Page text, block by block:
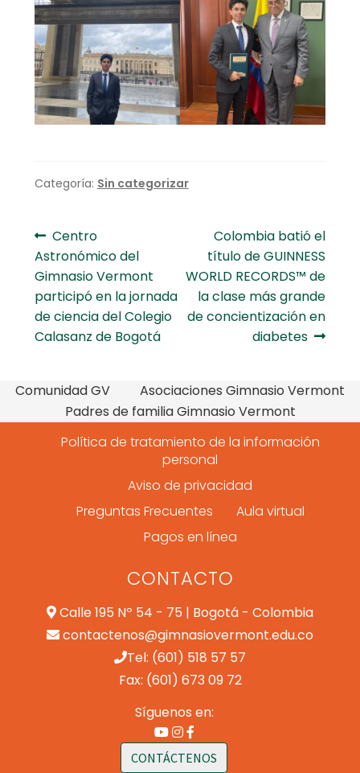
Categoría: Sin categorizar
Navegación
de
entradas
Anterior:
Centro
Astronómico del
Gimnasio Vermont
participó en la jornada
de ciencia del Colegio
Calasanz de Bogotá
Siguiente:
Colombia batió el
título de GUINNESS
WORLD RECORDS™ de
la clase más grande
de concientización en
diabetes
Comunidad GV
Asociaciones Gimnasio Vermont
Padres de familia Gimnasio Vermont
Política de tratamiento de la información
personal
Aviso de privacidad
Preguntas Frecuentes
Aula virtual
Pagos en línea
CONTACTO
Calle 195 Nº 54 - 75 | Bogotá - Colombia
contactenos@gimnasiovermont.edu.co
Tel: (601) 518 57 57
Fax: (601) 673 09 72
Síguenos en:
CONTÁCTENOS